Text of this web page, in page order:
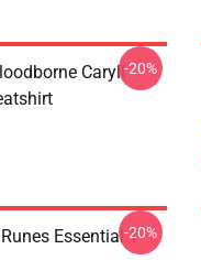
Caryll-20%
Essential T--20%